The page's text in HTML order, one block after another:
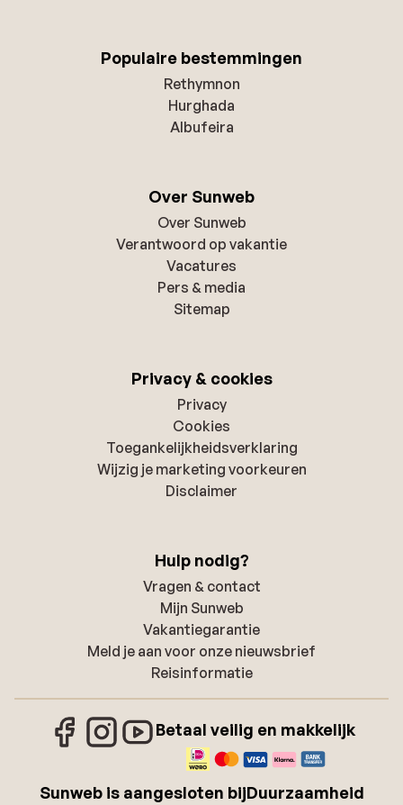
Populaire bestemmingen
Rethymnon
Hurghada
Albufeira
Over Sunweb
Over Sunweb
Verantwoord op vakantie
Vacatures
Pers & media
Sitemap
Privacy & cookies
Privacy
Cookies
Toegankelijkheidsverklaring
Wijzig je marketing voorkeuren
Disclaimer
Hulp nodig?
Vragen & contact
Mijn Sunweb
Vakantiegarantie
Meld je aan voor onze nieuwsbrief
Reisinformatie
Betaal veilig en makkelijk
Sunweb is aangesloten bijDuurzaamheid